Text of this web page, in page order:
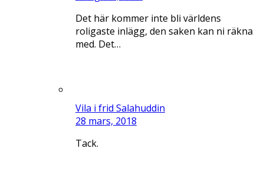
Det här kommer inte bli världens
roligaste inlägg, den saken kan ni räkna
med. Det…
Vila i frid Salahuddin
28 mars, 2018
Tack.